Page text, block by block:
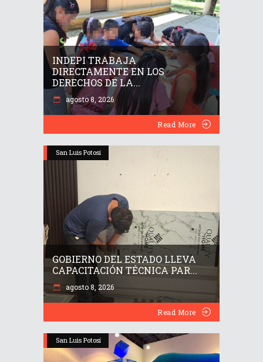
INDEPI TRABAJA
DIRECTAMENTE EN LOS
DERECHOS DE LA...
agosto 8, 2026
Read More
San Luis Potosí
GOBIERNO DEL ESTADO LLEVA
CAPACITACIÓN TÉCNICA PAR...
agosto 8, 2026
Read More
San Luis Potosí